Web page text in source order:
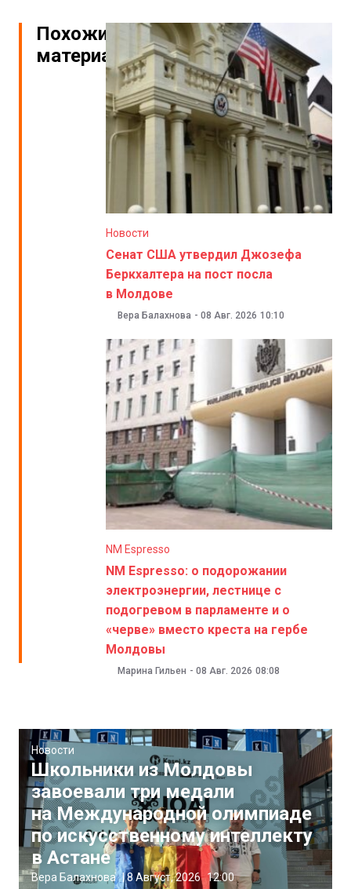
Похожие
материалы
Новости
Сенат США утвердил Джозефа
Беркхалтера на пост посла
в Молдове
Вера Балахнова - 08 Авг. 2026 10:10
NM Espresso
NM Espresso: о подорожании
электроэнергии, лестнице с
подогревом в парламенте и о
«черве» вместо креста на гербе
Молдовы
Марина Гильен - 08 Авг. 2026 08:08
Новости
Школьники из Молдовы
завоевали три медали
на Международной олимпиаде
по искусственному интеллекту
в Астане
Вера Балахнова |8 Август, 2026 12:00